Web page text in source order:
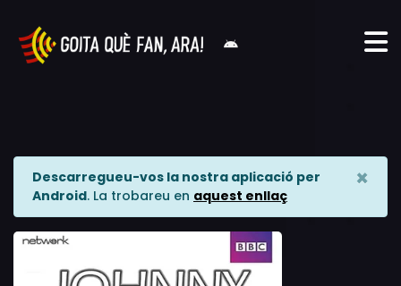
Descarregueu-vos la nostra aplicació per
Android. La trobareu en aquest enllaç
×